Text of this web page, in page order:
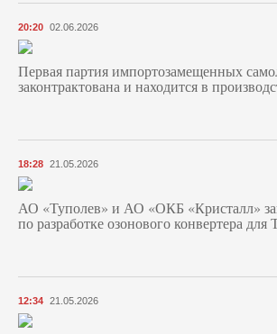
20:20 02.06.2026
Первая партия импортозамещенных
законтрактована и находится в
18:28 21.05.2026
АО «Туполев» и АО «ОКБ «Кристалл»
по разработке озонового конвертера для
12:34 21.05.2026